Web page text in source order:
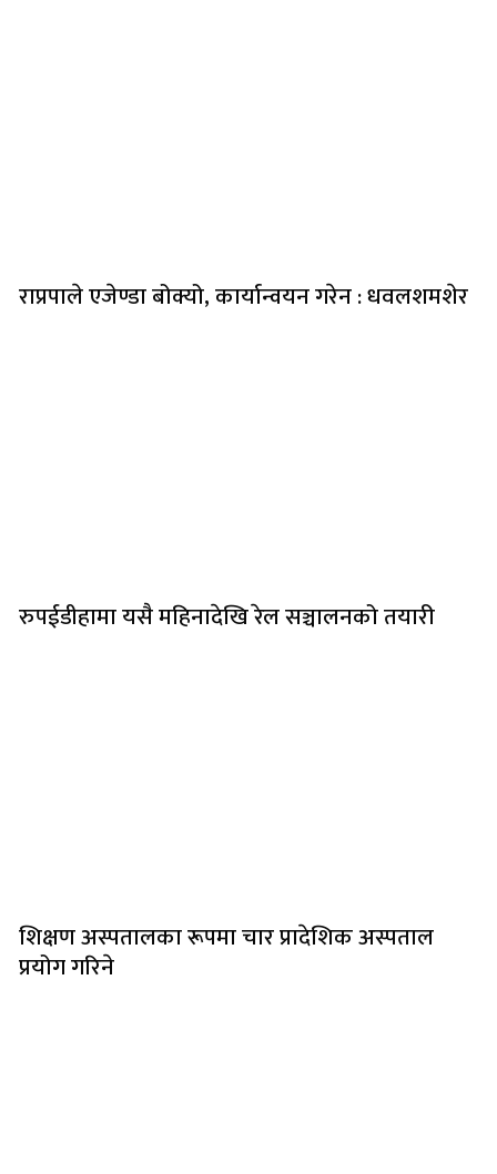
राप्रपाले एजेण्डा बोक्यो, कार्यान्वयन गरेन : धवलशमशेर
रुपईडीहामा यसै महिनादेखि रेल सञ्चालनको तयारी
शिक्षण अस्पतालका रूपमा चार प्रादेशिक अस्पताल
प्रयोग गरिने